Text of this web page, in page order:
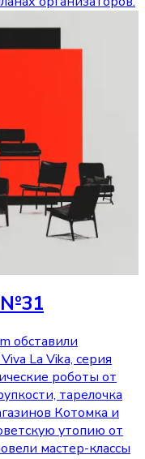
№31
обставили
La Vika, серия
роботы от
тарелочка
Котомка и
утопию от
мастер-классы